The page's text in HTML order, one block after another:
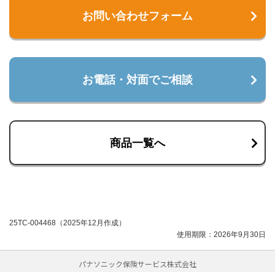
お問い合わせフォーム
お電話・対面でご相談
商品一覧へ
25TC-004468（2025年12月作成）
使用期限：2026年9月30日
パナソニック保険サービス株式会社